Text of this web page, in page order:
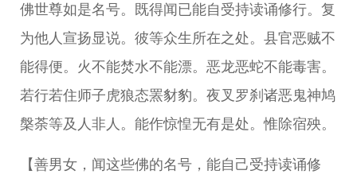
佛世尊如是名号。既得闻已能自受持读诵修行。复
为他人宣扬显说。彼等众生所在之处。县官恶贼不
能得便。火不能焚水不能漂。恶龙恶蛇不能毒害。
若行若住师子虎狼态罴豺豹。夜叉罗刹诸恶鬼神鸠
槃荼等及人非人。能作惊惶无有是处。惟除宿殃。
【善男女，闻这些佛的名号，能自己受持读诵修